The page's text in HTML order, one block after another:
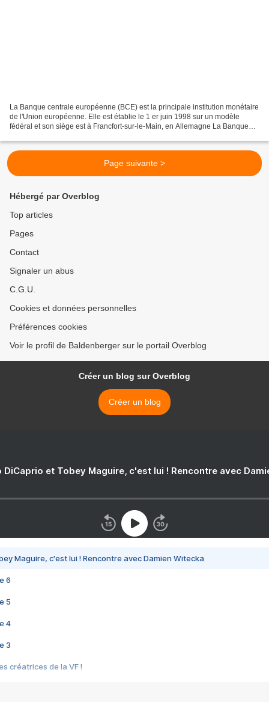
La Banque centrale européenne (BCE) est la principale institution monétaire
de l'Union européenne. Elle est établie le 1 er juin 1998 sur un modèle
fédéral et son siège est à Francfort-sur-le-Main, en Allemagne La Banque
Page suivante >
Hébergé par Overblog
Top articles
Pages
Contact
Signaler un abus
C.G.U.
Cookies et données personnelles
Préférences cookies
Voir le profil de Baldenberger sur le portail Overblog
Créer un blog sur Overblog
Créer un blog
DiCaprio et Tobey Maguire, c'est lui ! Rencontre avec
Maguire, c'est lui ! Rencontre avec Damien Witecka
6
5
4
3
créatrices de la VF !